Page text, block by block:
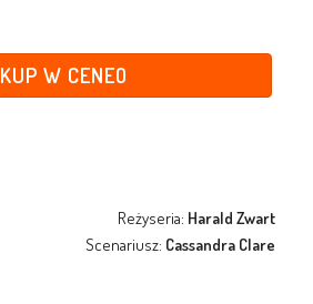
KUP W CENEO
Reżyseria: Harald Zwart
Scenariusz: Cassandra Clare